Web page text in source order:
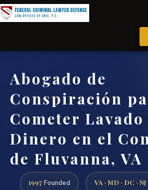
Abogado de
Conspiración
Cometer Lavado
Dinero en el
de Fluvanna, VA
1997 Founded VA · MD · DC · NJ